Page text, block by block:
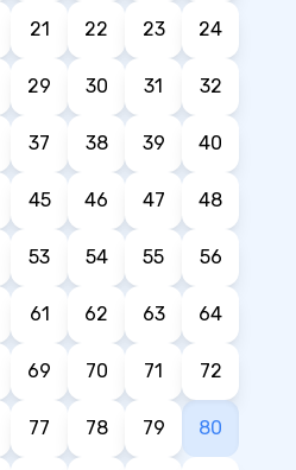
21 22 23 24
29 30 31 32
37 38 39 40
45 46 47 48
53 54 55 56
61 62 63 64
69 70 71 72
77 78 79 80